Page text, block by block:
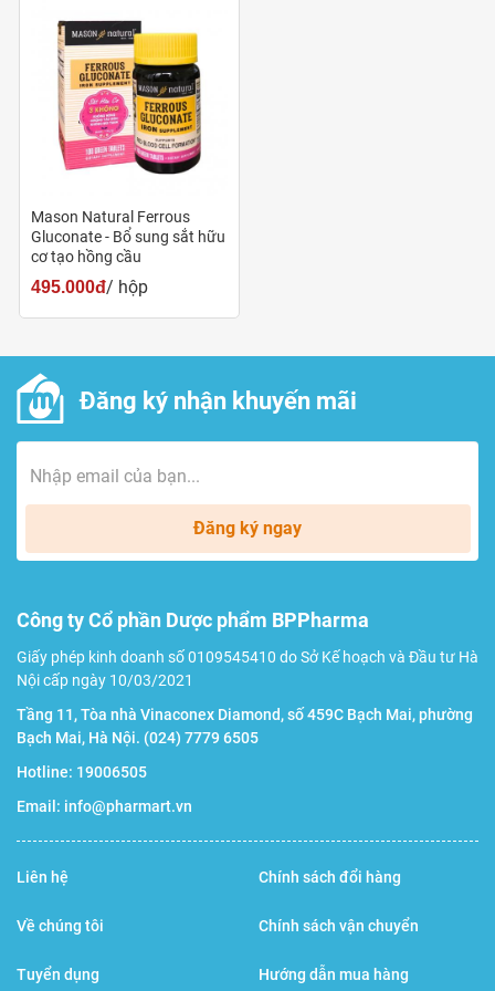
Công dụng
Ngăn ngừa và hỗ trợ điều trị thiếu máu.
Giảm triệu chứng tụt huyết áp, hoa mắt, chóng mặt
do thiếu sắt.
Đối tượng sử dụng
Nữ giới trong độ tuổi sinh đẻ.
Phụ nữ trong thời gian mang thai và cho con bú.
Phụ nữ bị rong kinh kéo dài, người mới trải qua phẫu
thuật.
Người ăn kiêng, ăn chay, người có chế độ dinh dưỡng
Thanh thiếu niên cần bổ sung sắt trong giai đoạn
Mason Natural Ferrous
Gluconate - Bổ sung sắt hữu
cơ tạo hồng cầu
495.000đ/ hộp
Đăng ký nhận khuyến mãi
Đăng ký ngay
Công ty Cổ phần Dược phẩm BPPharma
Giấy phép kinh doanh số 0109545410 do Sở Kế hoạch và Đầu tư Hà
Nội cấp ngày 10/03/2021
Tầng 11, Tòa nhà Vinaconex Diamond, số 459C Bạch Mai, phường
Bạch Mai, Hà Nội. (024) 7779 6505
Hotline: 19006505
Email: info@pharmart.vn
Liên hệ
Về chúng tôi
Tuyển dụng
Chính sách đổi hàng
Chính sách vận chuyển
Hướng dẫn mua hàng